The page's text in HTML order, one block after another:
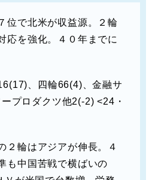
位で北米が収益源。２輪
応を強化。４０年までに
、四輪66(4)、金融サ
プロダクツ他2(-2) <24・
２輪はアジアが伸長。４
も中国苦戦で横ばいの